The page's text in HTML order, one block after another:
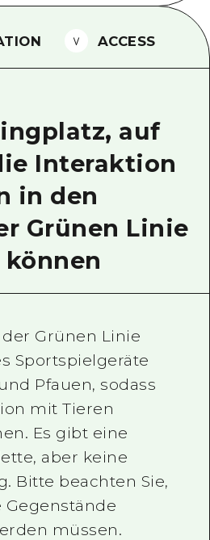
bei
ACCESS
auf
Interaktion
in den
Grünen Linie
Grünen Linie
Sportspielgeräte
Pfauen, sodass
mit Tieren
Es gibt eine
aber keine
Bitte beachten Sie,
Gegenstände
müssen.